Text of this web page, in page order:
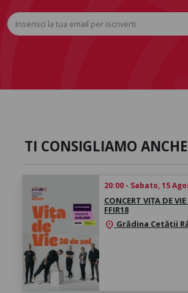
TI CONSIGLIAMO ANCHE
20:00 - Sabato, 15
CONCERT VIȚA DE
FFIR18
location_on Grădina Cetății